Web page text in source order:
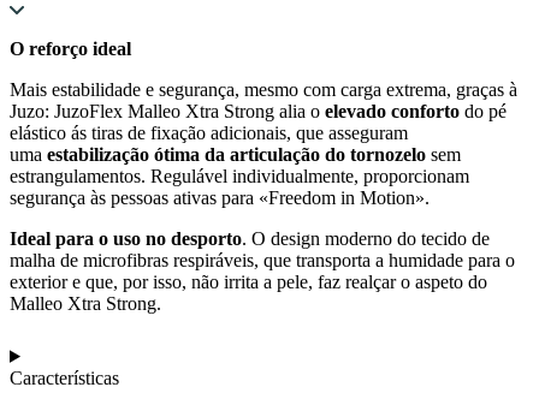
O reforço ideal
Mais estabilidade e segurança, mesmo com carga extrema, graças à
Juzo: JuzoFlex Malleo Xtra Strong alia o elevado conforto do pé
elástico ás tiras de fixação adicionais, que asseguram
uma estabilização ótima da articulação do tornozelo sem
estrangulamentos. Regulável individualmente, proporcionam
segurança às pessoas ativas para «Freedom in Motion».
Ideal para o uso no desporto. O design moderno do tecido de
malha de microfibras respiráveis, que transporta a humidade para o
exterior e que, por isso, não irrita a pele, faz realçar o aspeto do
Malleo Xtra Strong.
Características